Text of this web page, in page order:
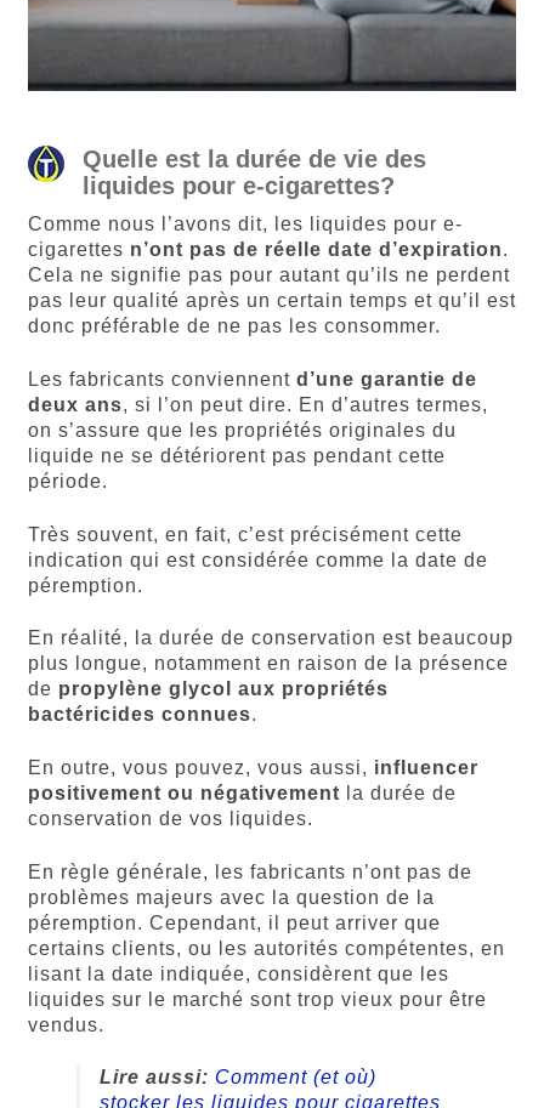
Quelle est la durée de vie des
liquides pour e-cigarettes?
Comme nous l’avons dit, les liquides pour e-
cigarettes n’ont pas de réelle date d’expiration.
Cela ne signifie pas pour autant qu’ils ne perdent
pas leur qualité après un certain temps et qu’il est
donc préférable de ne pas les consommer.
Les fabricants conviennent d’une garantie de
deux ans, si l’on peut dire. En d’autres termes,
on s’assure que les propriétés originales du
liquide ne se détériorent pas pendant cette
période.
Très souvent, en fait, c’est précisément cette
indication qui est considérée comme la date de
péremption.
En réalité, la durée de conservation est beaucoup
plus longue, notamment en raison de la présence
de propylène glycol aux propriétés
bactéricides connues.
En outre, vous pouvez, vous aussi, influencer
positivement ou négativement la durée de
conservation de vos liquides.
En règle générale, les fabricants n’ont pas de
problèmes majeurs avec la question de la
péremption. Cependant, il peut arriver que
certains clients, ou les autorités compétentes, en
lisant la date indiquée, considèrent que les
liquides sur le marché sont trop vieux pour être
vendus.
Lire aussi: Comment (et où)
stocker les liquides pour cigarettes